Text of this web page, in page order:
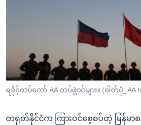
ကျော်
ကြည့်
ရှာဖွေ
သုတပဒေသာ အင်္ဂလိပ်စာ
ဗွီအိုအေ လူမှုကွန်ယက်များ
ဘာသာစကားများ
ရခိုင့်တပ်တော် AA တပ်ဖွဲ့ဝင်များ။ (ဓါတ်ပုံ_AA
တရုတ်နိုင်ငံက ကြားဝင်စေ့စပ်တဲ့ မြန်မာ